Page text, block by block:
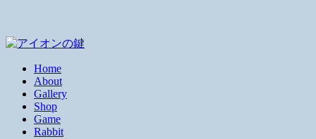
Home
About
Gallery
Shop
Game
Rabbit